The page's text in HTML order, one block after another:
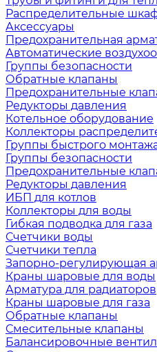
Распределительные
Аксессуары
Предохранительная
Автоматические
Группы безопасности
Обратные клапаны
Предохранительные
Редукторы давления
Котельное оборудование
Коллекторы
Группы быстрого
Группы безопасности
Предохранительные
Редукторы давления
ИБП для котлов
Коллекторы для воды
Гибкая подводка для газа
Счетчики воды
Счетчики тепла
Запорно-регулирующая
Краны шаровые для воды
Арматура для радиаторов
Краны шаровые для газа
Обратные клапаны
Смесительные клапаны
Балансировочные